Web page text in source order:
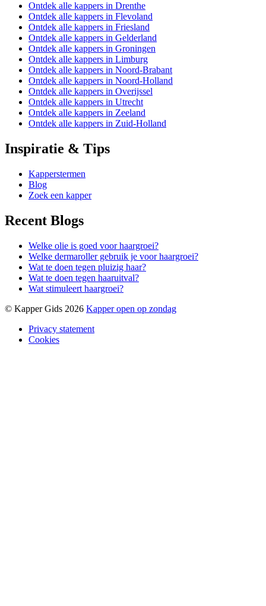
Ontdek alle kappers in Drenthe
Ontdek alle kappers in Flevoland
Ontdek alle kappers in Friesland
Ontdek alle kappers in Gelderland
Ontdek alle kappers in Groningen
Ontdek alle kappers in Limburg
Ontdek alle kappers in Noord-Brabant
Ontdek alle kappers in Noord-Holland
Ontdek alle kappers in Overijssel
Ontdek alle kappers in Utrecht
Ontdek alle kappers in Zeeland
Ontdek alle kappers in Zuid-Holland
Inspiratie & Tips
Kapperstermen
Blog
Zoek een kapper
Recent Blogs
Welke olie is goed voor haargroei?
Welke dermaroller gebruik je voor haargroei?
Wat te doen tegen pluizig haar?
Wat te doen tegen haaruitval?
Wat stimuleert haargroei?
© Kapper Gids 2026 Kapper open op zondag
Privacy statement
Cookies